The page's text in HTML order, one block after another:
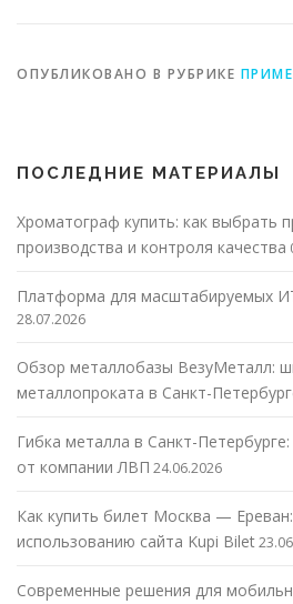
ОПУБЛИКОВАНО В РУБРИКЕ
ПОСЛЕДНИЕ МАТЕРИАЛЫ
Хроматограф купить: как выбрать
производства и контроля качества
Платформа для масштабируемых
28.07.2026
Обзор металлобазы ВезуМеталл:
металлопроката в Санкт-
Гибка металла в Санкт-
от компании ЛВП 24.06.2026
Как купить билет Москва —
использованию сайта Kupi Bilet
Современные решения для